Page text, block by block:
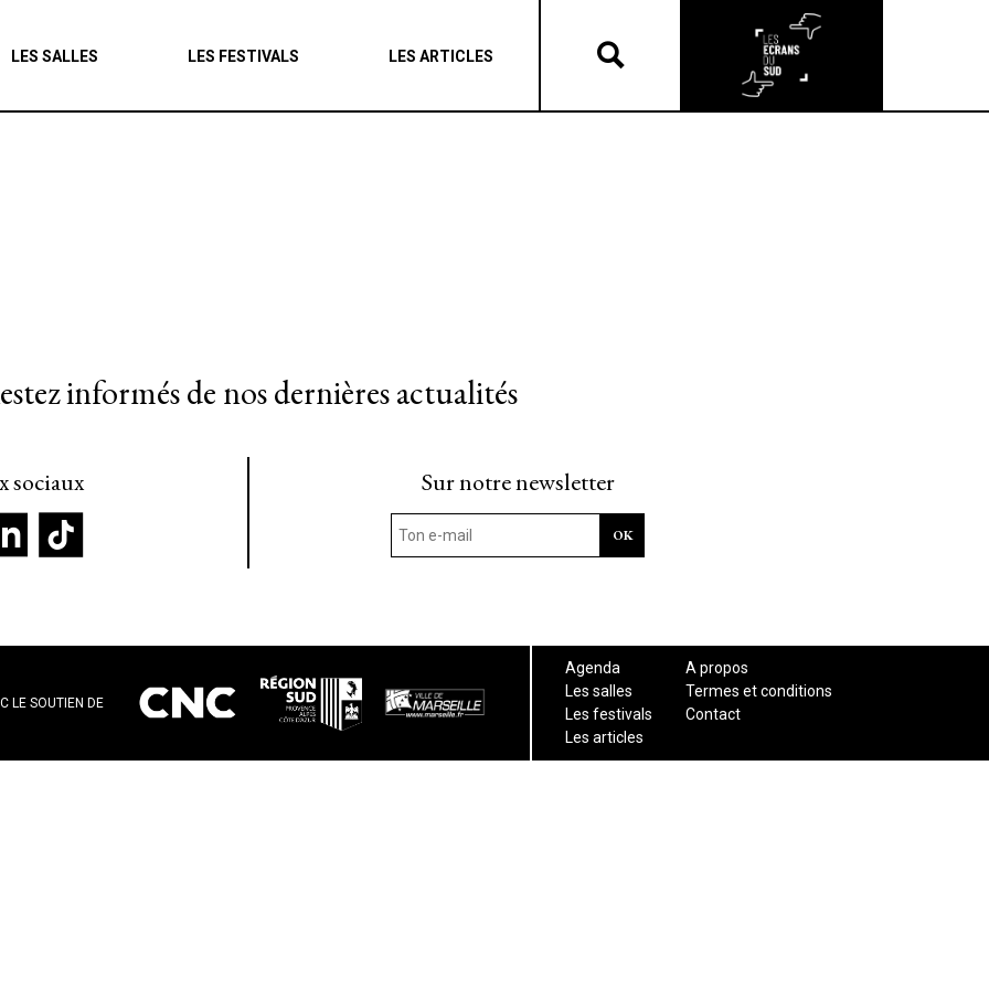
LES SALLES LES FESTIVALS LES ARTICLES
informés de nos dernières actualités
sociaux Sur notre newsletter
LE SOUTIEN DE
Agenda
Les salles
Les festivals
Les articles
A propos
Termes et conditions
Contact